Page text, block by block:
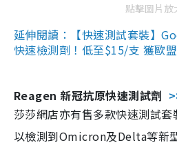
點擊圖片放
延伸閱讀：【快速測試套裝】
快速檢測劑！低至$15/支 獲歐
Reagen 新冠抗原快速測試劑
莎莎網店亦有售多款快速測試
以檢測到Omicron及Delta等新